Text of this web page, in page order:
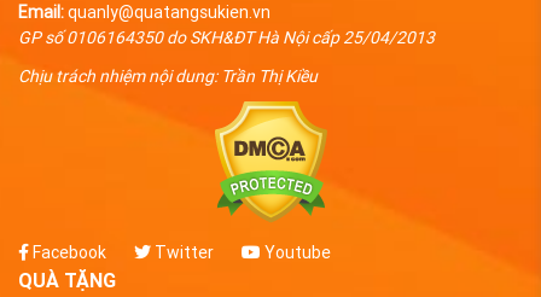
Email:quanly@quatangsukien.vn
GP số 0106164350 do SKH&ĐT Hà Nội cấp 25/04/2013
Chịu trách nhiệm nội dung: Trần Thị Kiều
Facebook Twitter Youtube
QUÀ TẶNG